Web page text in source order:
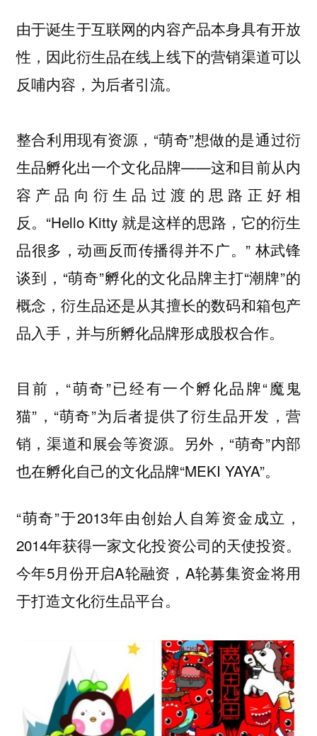
由于诞生于互联网的内容产品本身具有开放
性，因此衍生品在线上线下的营销渠道可以
反哺内容，为后者引流。
整合利用现有资源，“萌奇”想做的是通过衍
生品孵化出一个文化品牌——这和目前从内
容产品向衍生品过渡的思路正好相
反。“Hello Kitty 就是这样的思路，它的衍生
品很多，动画反而传播得并不广。” 林武锋
谈到，“萌奇”孵化的文化品牌主打“潮牌”的
概念，衍生品还是从其擅长的数码和箱包产
品入手，并与所孵化品牌形成股权合作。
目前，“萌奇”已经有一个孵化品牌“魔鬼
猫”，“萌奇”为后者提供了衍生品开发，营
销，渠道和展会等资源。另外，“萌奇”内部
也在孵化自己的文化品牌“MEKI YAYA”。
“萌奇”于2013年由创始人自筹资金成立，
2014年获得一家文化投资公司的天使投资。
今年5月份开启A轮融资，A轮募集资金将用
于打造文化衍生品平台。